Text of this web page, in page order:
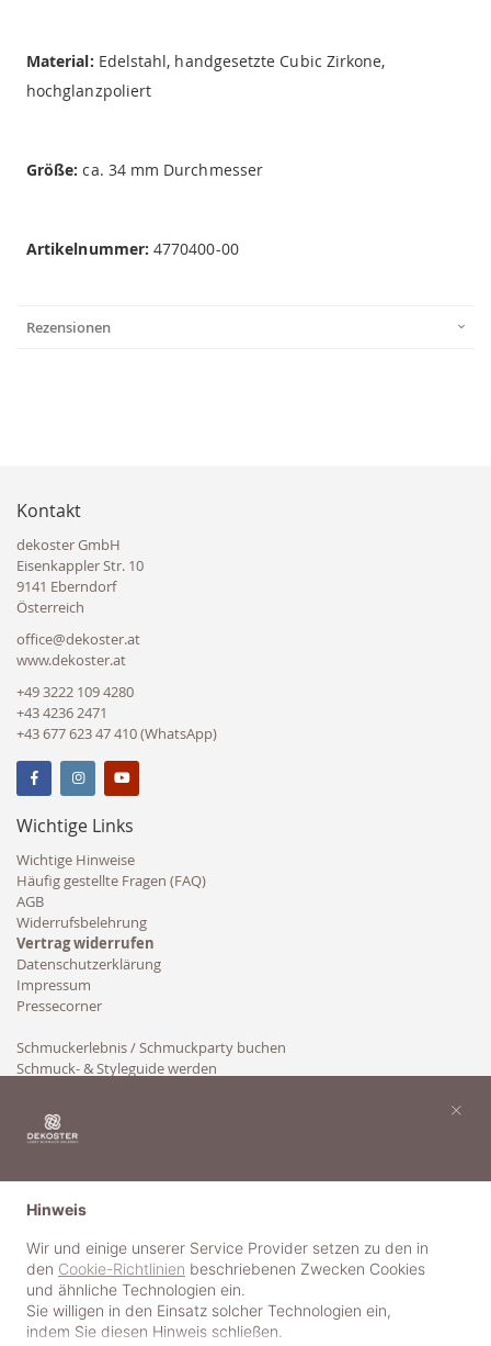
Material: Edelstahl, handgesetzte Cubic Zirkone,
hochglanzpoliert
Größe: ca. 34 mm Durchmesser
Artikelnummer: 4770400-00
Rezensionen
Kontakt
dekoster GmbH
Eisenkappler Str. 10
9141 Eberndorf
Österreich
office@dekoster.at
www.dekoster.at
+49 3222 109 4280
+43 4236 2471
+43 677 623 47 410 (WhatsApp)
Wichtige Links
Wichtige Hinweise
Häufig gestellte Fragen (FAQ)
AGB
Widerrufsbelehrung
Vertrag widerrufen
Datenschutzerklärung
Impressum
Pressecorner
Schmuckerlebnis / Schmuckparty buchen
Schmuck- & Styleguide werden
Hinweis
Wir und einige unserer Service Provider setzen zu den in
den Cookie-Richtlinien beschriebenen Zwecken Cookies
und ähnliche Technologien ein.
Sie willigen in den Einsatz solcher Technologien ein,
indem Sie diesen Hinweis schließen.
×